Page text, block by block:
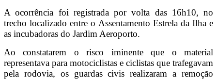
A ocorrência foi registrada por volta das 16h10, no
trecho localizado entre o Assentamento Estrela da Ilha e
as incubadoras do Jardim Aeroporto.
Ao constatarem o risco iminente que o material
representava para motociclistas e ciclistas que trafegavam
pela rodovia, os guardas civis realizaram a remoção